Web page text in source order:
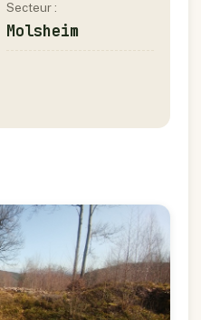
Secteur :
Molsheim